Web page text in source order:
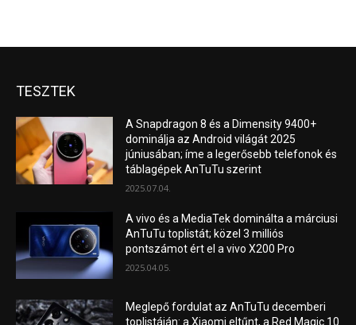
TESZTEK
A Snapdragon 8 és a Dimensity 9400+
dominálja az Android világát 2025
júniusában; íme a legerősebb telefonok és
táblagépek AnTuTu szerint
2025.07.04.
A vivo és a MediaTek dominálta a márciusi
AnTuTu toplistát; közel 3 milliós
pontszámot ért el a vivo X200 Pro
2025.04.05.
Meglepő fordulat az AnTuTu decemberi
toplistáján: a Xiaomi eltűnt, a Red Magic 10